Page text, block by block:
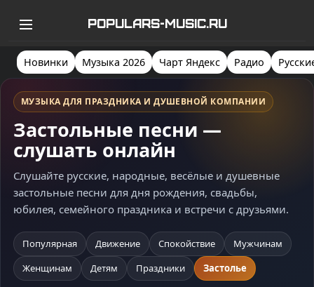
POPULARS-MUSIC.RU
Новинки Музыка 2026 Чарт Яндекс Радио
МУЗЫКА ДЛЯ ПРАЗДНИКА И ДУШЕВНОЙ КОМПАНИИ
Застольные песни —
слушать онлайн
Слушайте русские, народные, весёлые и душевные
застольные песни для дня рождения, свадьбы,
юбилея, семейного праздника и встречи с друзьями.
Популярная Движение Спокойствие
Мужчинам
Женщинам
Детям Праздники Застолье